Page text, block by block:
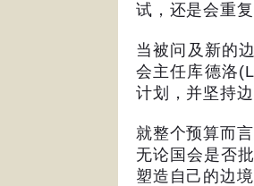
试，还是会重
当被问及新的
会主任库德洛
计划，并坚持
就整个预算而
无论国会是否
塑造自己的边境